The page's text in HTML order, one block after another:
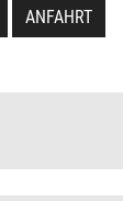
ANFAHRT